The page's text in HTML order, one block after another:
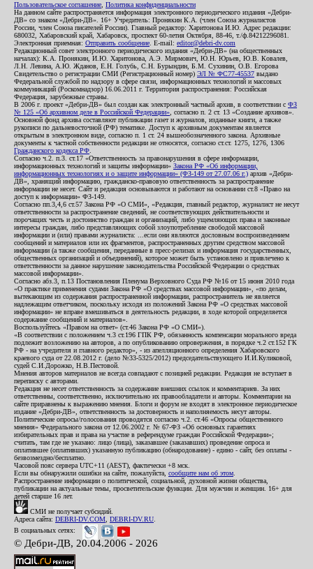
Пользовательское соглашение Политика конфиденциальности
На данном сайте распространяется информация электронного периодического издания «Дебри-
ДВ» со знаком «Дебри-ДВ». 16+ Учредитель: Пронякин К.А. (член Союза журналистов
России, член Союза писателей России). Главный редактор: Харитонова И.Ю. Адрес редакции:
680032, Хабаровский край, Хабаровск, проспект 60-летия Октября, 88-46, т./ф.84212296081.
Электронная приемная: Отправить сообщение . E-mail: editor@debri-dv.com
Редакционный совет электронного периодического издания «Дебри-ДВ» (на общественных
началах): К.А. Пронякин, И.Ю. Харитонова, А.Э. Мирмович, Ю.Н. Юрьев, Ю.В. Ковалев,
Л.Н. Левина, А.Ю. Жданов, Е.Н. Голубь, С.Н. Бурындин, Б.М. Сухинин, О.В. Егорова
Свидетельство о регистрации СМИ (Регистрационный номер) ЭЛ № ФС77-45537 выдано
Федеральной службой по надзору в сфере связи, информационных технологий и массовых
коммуникаций (Роскомнадзор) 16.06.2011 г. Территория распространения: Российская
Федерация, зарубежные страны.
В 2006 г. проект «Дебри-ДВ» был создан как электронный частный архив, в соответствии с ФЗ
№ 125 «Об архивном деле в Российской Федерации» , согласно п. 2 ст. 13 «Создание архивов».
Основной фонд архива составляют публикации газет и журналов, изданные книги, а также
рукописи по дальневосточной (РФ) тематике. Доступ к архивным документам является
открытым в электронном виде, согласно п. 1 ст. 24 вышеобозначенного закона. Архивные
документы к частной собственности редакции не относятся, согласно ст.ст. 1275, 1276, 1306
Гражданского кодекса РФ
Согласно ч.2. п.3. ст.17 «Ответственность за правонарушения в сфере информации,
информационных технологий и защиты информации» Закона РФ «Об информации,
информационных технологиях и о защите информации» (ФЗ-149 от 27.07.06 г.) архив «Дебри-
ДВ», хранящий информацию, гражданско-правовую ответственность за распространение
информации не несет. Сайт и редакция основываются и работают на основании ст.8 «Право на
доступ к информации» ФЗ-149.
Согласно пп.3,4,6 ст.57 Закона РФ «О СМИ», «Редакция, главный редактор, журналист не несут
ответственности за распространение сведений, не соответствующих действительности и
порочащих честь и достоинство граждан и организаций, либо ущемляющих права и законные
интересы граждан, либо представляющих собой злоупотребление свободой массовой
информации и (или) правами журналиста: ...если они являются дословным воспроизведением
сообщений и материалов или их фрагментов, распространенных другим средством массовой
информации (а также сообщения, переданные в пресс-релизах и информация государственных,
общественных организаций и объединений), которое может быть установлено и привлечено к
ответственности за данное нарушение законодательства Российской Федерации о средствах
массовой информации».
Согласно абз.3, п.13 Постановления Пленума Верховного Суда РФ №16 от 15 июня 2010 года
«О практике применения судами Закона РФ «О средствах массовой информации», «по делам,
вытекающим из содержания распространенной информации, распространитель не является
надлежащим ответчиком, поскольку исходя из положений Закона РФ «О средствах массовой
информации» не вправе вмешиваться в деятельность редакции, в ходе которой определяется
содержание сообщений и материалов».
Воспользуйтесь «Правом на ответ» (ст.46 Закона РФ «О СМИ»).
«В соответствии с положением ч.3 ст.196 ГПК РФ, обязанность компенсации морального вреда
подлежит возложению на авторов, а по опубликованию опровержения, в порядке ч.2 ст.152 ГК
РФ - на учредителя и главного редактор», - из апелляционного определения Хабаровского
краевого суда от 22.08.2012 г. (дело №33-5325/2012) председательствующего И.И.Куликовой,
судей С.И.Дорожко, Н.В.Пестовой.
Мнения авторов материалов не всегда совпадают с позицией редакции. Редакция не вступает в
переписку с авторами.
Редакция не несет ответственность за содержание внешних ссылок и комментариев. За них
ответственны, соответственно, исключительно их правообладатели и авторы. Комментарии на
сайте приравнены к выражению мнения. Блоги и форум не входят в электронное периодическое
издание «Дебри-ДВ», ответственность за достоверность и наполняемость несут авторы.
Политические опросы/голосования проводятся согласно ч.2. ст.46 «Опросы общественного
мнения» Федерального закона от 12.06.2002 г. № 67-ФЗ «Об основных гарантиях
избирательных прав и права на участие в референдуме граждан Российской Федерации»;
считать, там где не указано: лицо (лица), заказавшее (заказавших) проведение опроса и
оплатившее (оплативших) указанную публикацию (обнародование) - едино - сайт, без оплаты -
безвозмездно/бесплатно.
Часовой пояс сервера UTC+11 (AEST), фактически +8 мск.
Если вы обнаружили ошибки на сайте, пожалуйста, сообщите нам об этом
Распространение информации о политической, социальной, духовной жизни общества,
публикации на актуальные темы, просветительские функции. Для мужчин и женщин. 16+ для
детей старше 16 лет.
СМИ не получает субсидий.
Адреса сайта: DEBRI-DV.COM DEBRI-DV.RU
В социальных сетях:
© Дебри-ДВ, 20.04.2006 - 2026